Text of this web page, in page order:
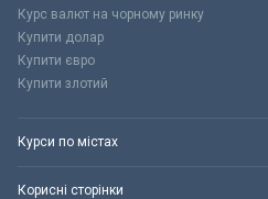
Курс валют на чорному ринку
Купити долар
Купити євро
Купити злотий
Курси по містах
Корисні сторінки